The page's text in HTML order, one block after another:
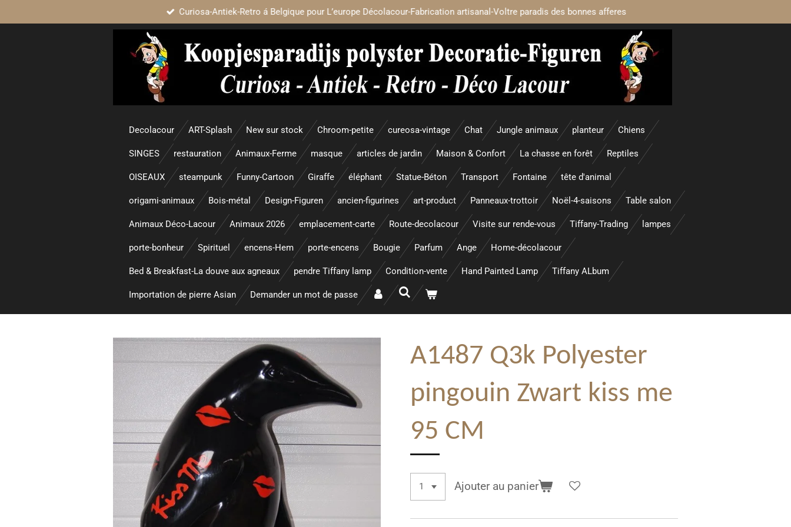
Curiosa-Antiek-Retro á Belgique pour L’europe Décolacour-Fabrication artisanal-Voltre paradis des bonnes afferes
Decolacour ART-Splash New sur stock Chroom-petite cureosa-vintage Chat Jungle animaux planteur Chiens
SINGES restauration Animaux-Ferme masque articles de jardin Maison & Confort La chasse en forêt Reptiles
OISEAUX steampunk Funny-Cartoon Giraffe éléphant Statue-Béton Transport Fontaine tête d'animal
origami-animaux Bois-métal Design-Figuren ancien-figurines art-product Panneaux-trottoir Noël-4-saisons Table salon
Animaux Déco-Lacour Animaux 2026 emplacement-carte Route-decolacour Visite sur rende-vous Tiffany-Trading lampes
porte-bonheur Spirituel encens-Hem porte-encens Bougie Parfum Ange Home-décolacour
Bed & Breakfast-La douve aux agneaux pendre Tiffany lamp Condition-vente Hand Painted Lamp Tiffany ALbum
Importation de pierre Asian Demander un mot de passe
A1487 Q3k Polyester
pingouin Zwart kiss me
95 CM
Ajouter au panier